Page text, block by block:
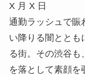
X 月 X 日
通勤ラッシュで賑
い降りる闇ととも
る街。その渋谷も
を落として素顔を